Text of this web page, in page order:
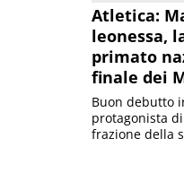
Atletica:
leonessa,
primato
finale dei
Buon debutto
protagonista
frazione della